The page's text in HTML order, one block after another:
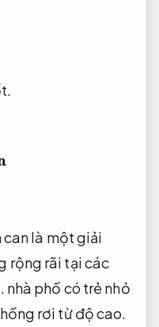
can là một giải
rộng rãi tại các
nhà phố có trẻ nhỏ
rơi từ độ cao.